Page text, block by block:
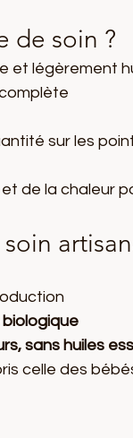
de soin ?
et légèrement
sur les
et de la chaleur
biologique
sans huiles
celle des